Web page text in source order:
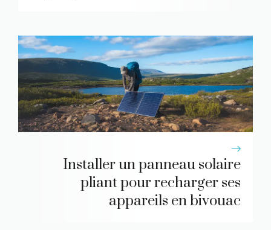
Installer un panneau solaire
pliant pour recharger ses
appareils en bivouac